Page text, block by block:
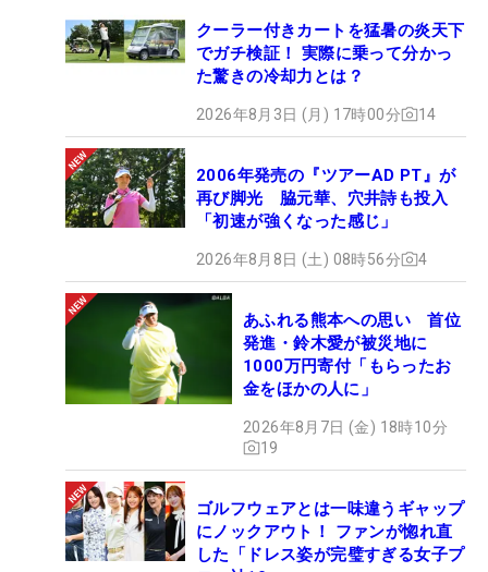
クーラー付きカートを猛暑の炎天下
でガチ検証！ 実際に乗って分かっ
た驚きの冷却力とは？
2026年8月3日 (月) 17時00分 14
2006年発売の『ツアーAD PT』が
再び脚光 脇元華、穴井詩も投入
「初速が強くなった感じ」
2026年8月8日 (土) 08時56分 4
あふれる熊本への思い 首位
発進・鈴木愛が被災地に
1000万円寄付「もらったお
金をほかの人に」
2026年8月7日 (金) 18時10分
19
ゴルフウェアとは一味違うギャップ
にノックアウト！ ファンが惚れ直
した「ドレス姿が完璧すぎる女子プ